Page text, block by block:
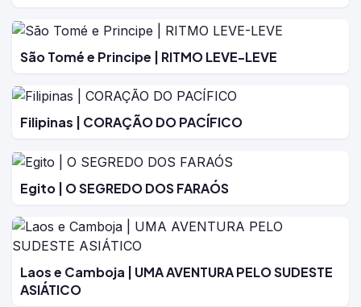
São Tomé e Principe | RITMO LEVE-LEVE
Filipinas | CORAÇÃO DO PACÍFICO
Egito | O SEGREDO DOS FARAÓS
Laos e Camboja | UMA AVENTURA PELO SUDESTE
ASIÁTICO